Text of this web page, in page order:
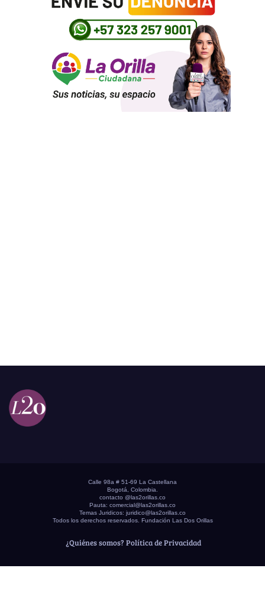
Calle 98a # 51-69 La Castellana
Bogotá, Colombia.
contacto @las2orillas.co
Pauta: comercial@las2orillas.co
Temas Juridicos: juridico@las2orillas.co
Todos los derechos reservados. Fundación Las Dos Orillas
¿Quiénes somos? Política de Privacidad